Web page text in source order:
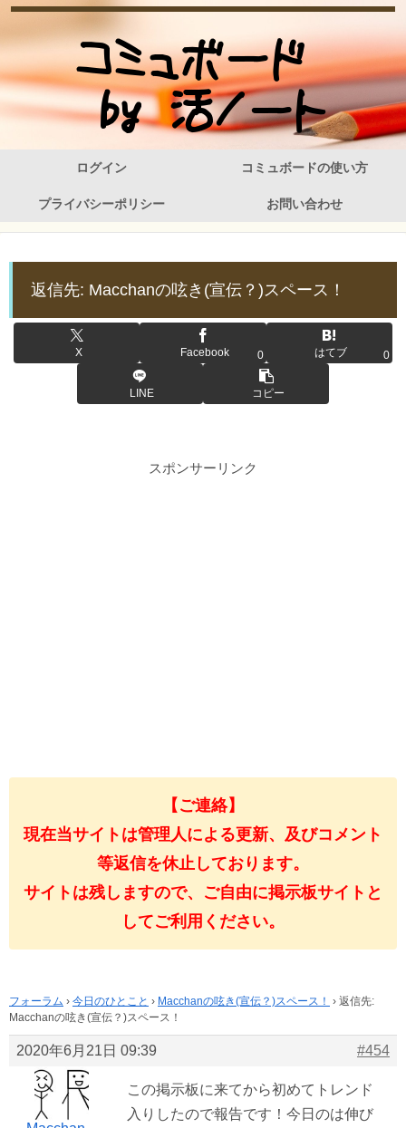
ログイン コミュボードの使い方
プライバシーポリシー お問い合わせ
返信先: Macchanの呟き(宣伝？)スペース！
X Facebook 0 はてブ 0
LINE コピー
スポンサーリンク
【ご連絡】
現在当サイトは管理人による更新、及びコメント
等返信を休止しております。
サイトは残しますので、ご自由に掲示板サイトと
してご利用ください。
フォーラム › 今日のひとこと › Macchanの呟き(宣伝？)スペース！ › 返信先:
Macchanの呟き(宣伝？)スペース！
2020年6月21日 09:39 #454
この掲示板に来てから初めてトレンド
入りしたので報告です！今日のは伸び